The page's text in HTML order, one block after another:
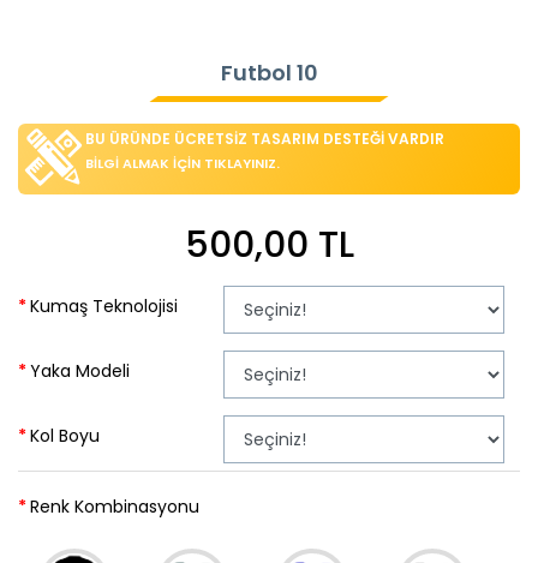
Futbol 10
BU ÜRÜNDE ÜCRETSİZ TASARIM DESTEĞİ VARDIR
BİLGİ ALMAK İÇİN TIKLAYINIZ.
500,00 TL
Kumaş Teknolojisi
Yaka Modeli
Kol Boyu
Renk Kombinasyonu